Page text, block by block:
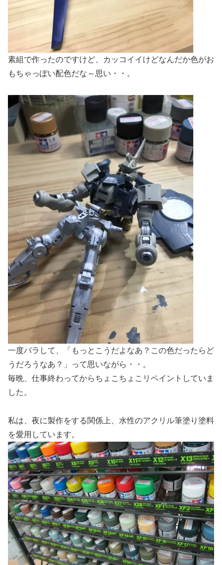
素組で作ったのですけど、カッコイイけどなんだか色がお
もちゃっぽい配色だな～思い・・。
一度バラして、「もっとこうだよなあ？この色だったらど
うだろうなあ？」って思いながら・・。
毎晩、仕事終わってからちょこちょこリペイントしていま
した。
私は、夜に製作をする関係上、水性のアクリル筆塗り塗料
を愛用しています。